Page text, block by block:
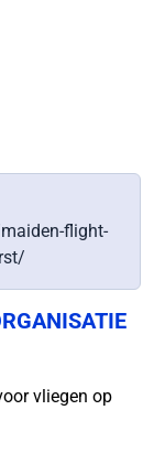
flight-
vliegen op